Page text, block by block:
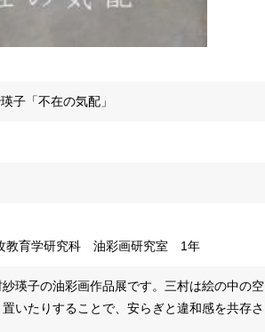
子「不在の気配」
教育学研究科 油彩画研究室 1年
瑛子の油彩画作品展です。三村は絵の中の空
いたりすることで、安らぎと違和感を共存さ